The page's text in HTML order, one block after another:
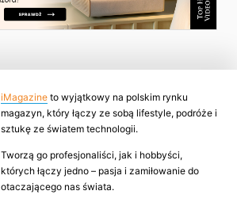
iMagazine to wyjątkowy na polskim rynku
magazyn, który łączy ze sobą lifestyle, podróże i
sztukę ze światem technologii.
Tworzą go profesjonaliści, jak i hobbyści,
których łączy jedno – pasja i zamiłowanie do
otaczającego nas świata.